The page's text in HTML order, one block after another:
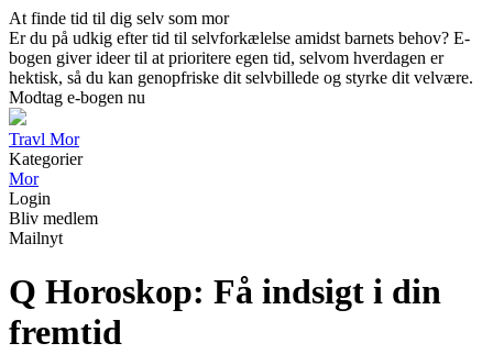
At finde tid til dig selv som mor
Er du på udkig efter tid til selvforkælelse amidst barnets behov? E-
bogen giver ideer til at prioritere egen tid, selvom hverdagen er
hektisk, så du kan genopfriske dit selvbillede og styrke dit velvære.
Modtag e-bogen nu
Travl Mor
Kategorier
Mor
Login
Bliv medlem
Mailnyt
Q Horoskop: Få indsigt i din
fremtid